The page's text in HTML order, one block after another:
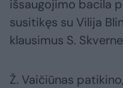
išsaugojimo bacila
susitikęs su Vilija
klausimus S.
Ž. Vaičiūnas